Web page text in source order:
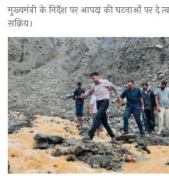
मुख्यमंत्री के निर्देश पर आपदा की घटनाओं पर दे
सक्रिय।